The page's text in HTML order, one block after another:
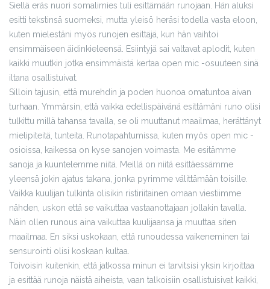
Siellä eräs nuori somalimies tuli esittämään runojaan. Hän aluksi
esitti tekstinsä suomeksi, mutta yleisö heräsi todella vasta eloon,
kuten mielestäni myös runojen esittäjä, kun hän vaihtoi
ensimmäiseen äidinkieleensä. Esiintyjä sai valtavat aplodit, kuten
kaikki muutkin jotka ensimmäistä kertaa open mic -osuuteen sinä
iltana osallistuivat.
Silloin tajusin, että murehdin ja poden huonoa omatuntoa aivan
turhaan. Ymmärsin, että vaikka edellispäivänä esittämäni runo olisi
tulkittu millä tahansa tavalla, se oli muuttanut maailmaa, herättänyt
mielipiteitä, tunteita. Runotapahtumissa, kuten myös open mic -
osioissa, kaikessa on kyse sanojen voimasta. Me esitämme
sanoja ja kuuntelemme niitä. Meillä on niitä esittäessämme
yleensä jokin ajatus takana, jonka pyrimme välittämään toisille.
Vaikka kuulijan tulkinta olisikin ristiriitainen omaan viestiimme
nähden, uskon että se vaikuttaa vastaanottajaan jollakin tavalla.
Näin ollen runous aina vaikuttaa kuulijaansa ja muuttaa siten
maailmaa. En siksi uskokaan, että runoudessa vaikeneminen tai
sensurointi olisi koskaan kultaa.
Toivoisin kuitenkin, että jatkossa minun ei tarvitsisi yksin kirjoittaa
ja esittää runoja näistä aiheista, vaan talkoisiin osallistuisivat kaikki,